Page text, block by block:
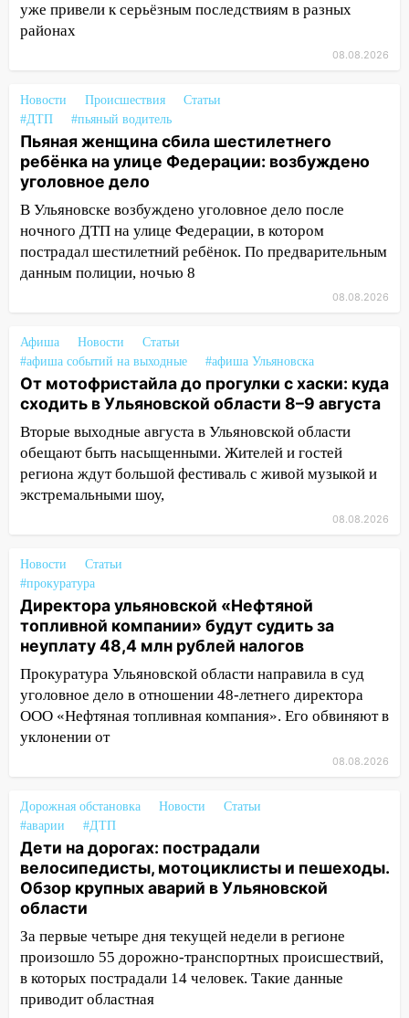
10:30 От мотофристайла до прогулки с
хаски: куда сходить в Ульяновской
10:11
Директора ульяновской
«Нефтяной топливной компании» будут
судить за неуплату 48,4 млн рублей
налогов
09:28 Дети на дорогах: пострадали
велосипедисты, мотоциклисты и
пешеходы. Обзор крупных аварий в
Ульяновской области
08:30 Поджог со свечой, 16 сгоревших
07:50
Какая погоды будет днем 8
августа
06:45 Императорский мост в
Ульяновске останется закрытым до
утра 10 августа
05:18 Судьба готовит сюрприз: гороскоп
на 8 августа — кому повезет с
деньгами, а кого ждет неожиданная
04:47
В Ульяновской области объявили
ракетную опасность: звучат сирены
07.08.2026
20:40 Ульяновские аграрии смогут
купить тракторы с отсрочкой платежа
до декабря
19:34
В следственном управлении
состоялось торжественное
мероприятие, приуроченное к
празднованию Дня сотрудника органов
19:30
Ульяновцев приглашают
поддержать «Симбирскую чебурашку»
на фестивале «ФормАРТ»
18:11 Ульяновская область стала
пилотным регионом проекта
«Культурное долголетие»
17:23
Прогноз погоды в Ульяновской
области на 8 августа
уже привели к серьёзным последствиям в разных
районах
08.08.2026
Новости Происшествия
Статьи
#ДТП
#пьяный водитель
Пьяная женщина сбила шестилетнего
ребёнка на улице Федерации: возбуждено
уголовное дело
В Ульяновске возбуждено уголовное дело после
ночного ДТП на улице Федерации, в котором
пострадал шестилетний ребёнок. По предварительным
данным полиции, ночью 8
08.08.2026
Афиша Новости
Статьи
#афиша событий на выходные
#афиша Ульяновска
От мотофристайла до прогулки с хаски: куда
сходить в Ульяновской области 8–9 августа
Вторые выходные августа в Ульяновской области
обещают быть насыщенными. Жителей и гостей
региона ждут большой фестиваль с живой музыкой и
экстремальными шоу,
08.08.2026
Новости
Статьи
#прокуратура
Директора ульяновской «Нефтяной
топливной компании» будут судить за
неуплату 48,4 млн рублей налогов
Прокуратура Ульяновской области направила в суд
уголовное дело в отношении 48-летнего директора
ООО «Нефтяная топливная компания». Его обвиняют в
уклонении от
08.08.2026
Дорожная обстановка Новости
Статьи
#аварии
#ДТП
Дети на дорогах: пострадали
велосипедисты, мотоциклисты и пешеходы.
Обзор крупных аварий в Ульяновской
области
За первые четыре дня текущей недели в регионе
произошло 55 дорожно-транспортных происшествий,
в которых пострадали 14 человек. Такие данные
приводит областная